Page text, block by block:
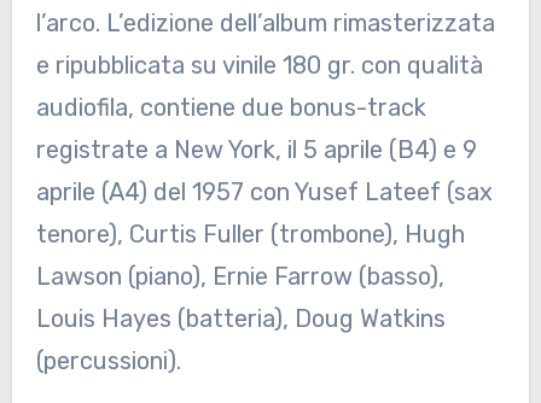
l’arco. L’edizione dell’album rimasterizzata
e ripubblicata su vinile 180 gr. con qualità
audiofila, contiene due bonus-track
registrate a New York, il 5 aprile (B4) e 9
aprile (A4) del 1957 con Yusef Lateef (sax
tenore), Curtis Fuller (trombone), Hugh
Lawson (piano), Ernie Farrow (basso),
Louis Hayes (batteria), Doug Watkins
(percussioni).